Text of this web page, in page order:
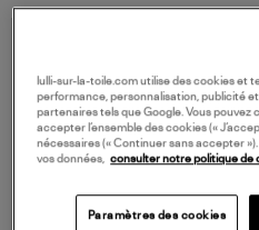
lulli-sur-la-toile.com utilise des cookies et
performance, personnalisation, publicité
partenaires tels que Google. Vous pouvez
accepter l’ensemble des cookies («
nécessaires (« Continuer sans accepter
vos données, consulter notre politique de
Paramètres des cookies